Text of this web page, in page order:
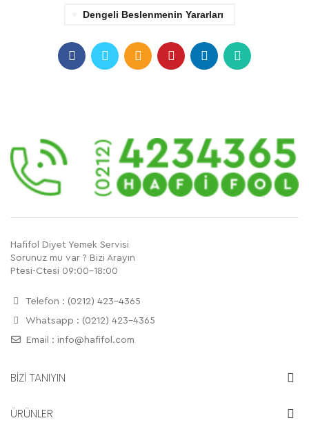
Dengeli Beslenmenin Yararları
Hafifol Diyet Yemek Servisi
Sorunuz mu var ? Bizi Arayın
Ptesi-Ctesi 09:00-18:00
Telefon : (0212) 423-4365
Whatsapp : (0212) 423-4365
Email : info@hafifol.com
BİZİ TANIYIN
ÜRÜNLER